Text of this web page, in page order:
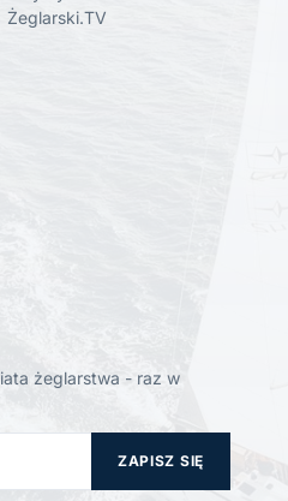
Żeglarski.TV
żeglarstwa - raz w
ZAPISZ SIĘ